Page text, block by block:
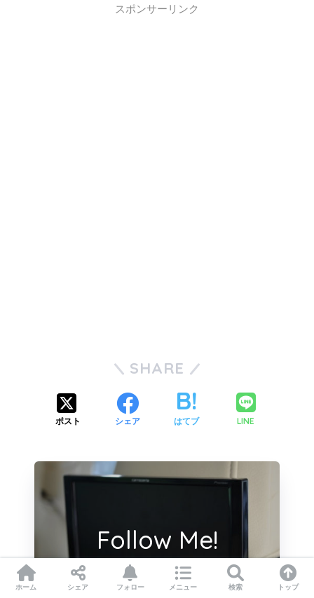
スポンサーリンク
SHARE
ポスト シェア はてブ LINE
Follow Me!
ホーム シェア フォロー メニュー 検索 トップ